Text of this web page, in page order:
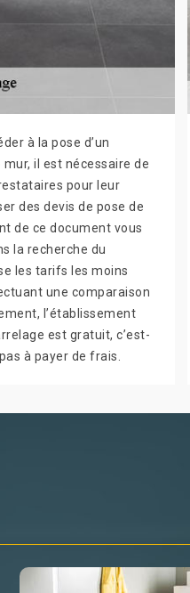
à la pose d’un
il est nécessaire de
pour leur
des devis de pose de
de ce document vous
la recherche du
les tarifs les moins
une comparaison
l’établissement
est gratuit, c’est-
à payer de frais.